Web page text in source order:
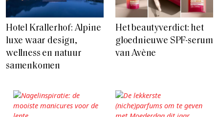
Hotel Krallerhof: Alpine
luxe waar design,
wellness en natuur
samenkomen
Het beautyverdict: het
gloednieuwe SPF-serum
van Avène